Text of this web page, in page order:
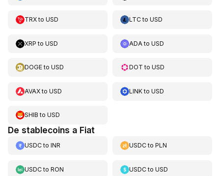
TRXto USD LTCtoUSD
XRP to USD ADA toUSD
DOGEto USD DOT toUSD
AVAXto USD LINKtoUSD
SHIB to USD
De stablecoins a Fiat
USDCto INR USDCtoPLN
USDCto RON USDCtoUSD